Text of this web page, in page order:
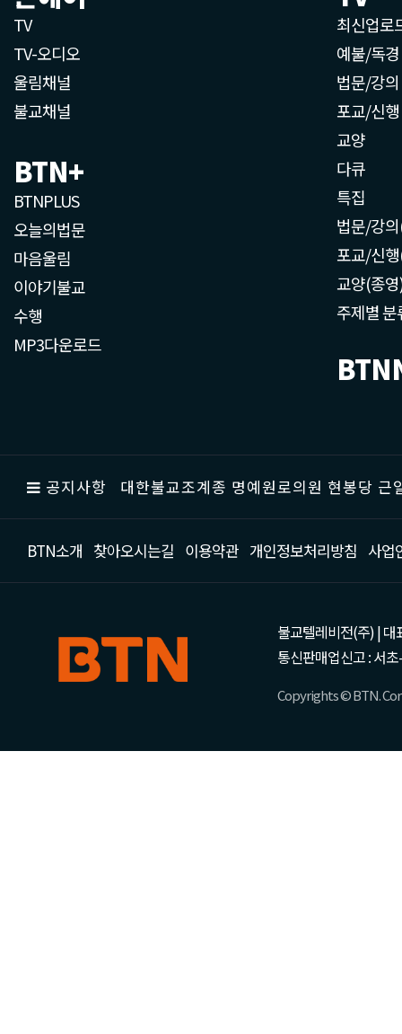
TV
TV-오디오
울림채널
불교채널
BTN+
BTNPLUS
오늘의법문
마음울림
이야기불교
수행
MP3다운로드
최신업로
예불/독경
법문/강의
포교/신행
교양
다큐
특집
법문/강
포교/신
교양(종
주제별 분
공지사항 대한불교조계종 명예원로의원 현봉당
BTN소개 찾아오시는길 이용약관 개인정보처리방침 사업
불교텔레비전(주) | 대
통신판매업신고 : 서
Copyrights © BTN.